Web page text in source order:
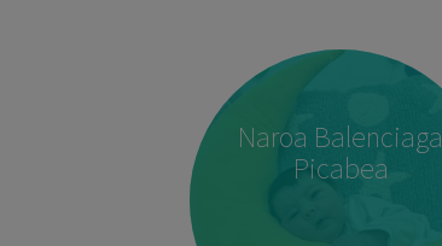
Naroa Balenciaga
Picabea